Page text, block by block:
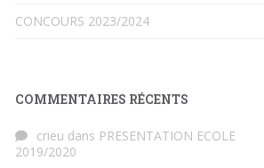
CONCOURS 2023/2024
COMMENTAIRES RÉCENTS
crieu dans PRESENTATION ECOLE
2019/2020